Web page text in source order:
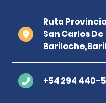
Ruta
San Carlos De
+54 294 440-